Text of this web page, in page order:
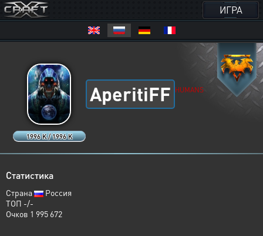
ИГРА
1996 K / 1996 K
AperitiFF HUMANS
Статистика
Страна
Россия
ТОП -/-
Очков 1 995 672